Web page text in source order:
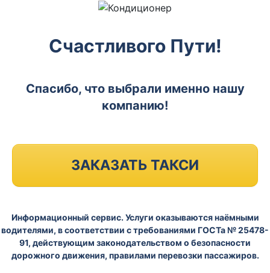
Счастливого Пути!
Спасибо, что выбрали именно нашу
компанию!
ЗАКАЗАТЬ ТАКСИ
Информационный сервис. Услуги оказываются наёмными
водителями, в соответствии с требованиями ГОСТа № 25478-
91, действующим законодательством о безопасности
дорожного движения, правилами перевозки пассажиров.